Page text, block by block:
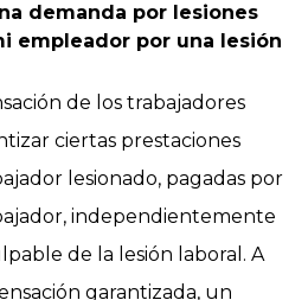
demanda por lesiones
empleador por una lesión
de los trabajadores
ciertas prestaciones
lesionado, pagadas por
independientemente
de la lesión laboral. A
garantizada, un